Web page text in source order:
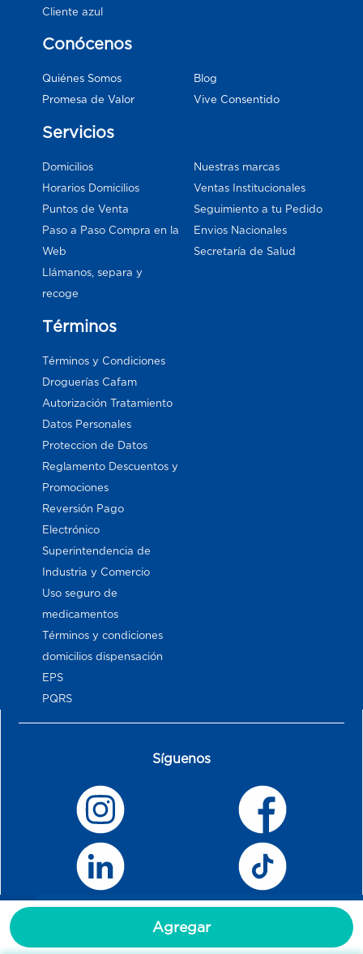
Agregar
Cliente azul
Conócenos
Quiénes Somos
Promesa de Valor
Blog
Vive Consentido
Servicios
Domicilios
Horarios Domicilios
Puntos de Venta
Paso a Paso Compra en la
Web
Llámanos, separa y
recoge
Nuestras marcas
Ventas Institucionales
Seguimiento a tu Pedido
Envios Nacionales
Secretaría de Salud
Términos
Términos y Condiciones
Droguerías Cafam
Autorización Tratamiento
Datos Personales
Proteccion de Datos
Reglamento Descuentos y
Promociones
Reversión Pago
Electrónico
Superintendencia de
Industria y Comercio
Uso seguro de
medicamentos
Términos y condiciones
domicilios dispensación
EPS
PQRS
Síguenos